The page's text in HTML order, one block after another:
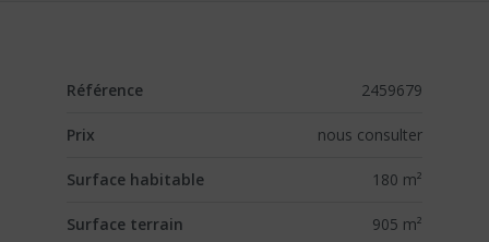
Référence 2459679
Prix nous consulter
Surface habitable 180 m²
Surface terrain 905 m²